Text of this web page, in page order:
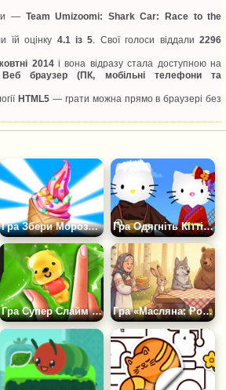
— Team Umizoomi: Shark Car: Race to the
їй оцінку 4.1 із 5 . Свої голоси віддали2296
2014і вона відразу стала доступною на
Веб браузер (ПК, мобільні телефони та
HTML5— грати можна прямо в браузері без
Гра Збери Морозиво Гра Одягніть Кітті і Котика
Гра Супер Слайм Симулятор 2 Гра «Масляна: Роздача Млинців»